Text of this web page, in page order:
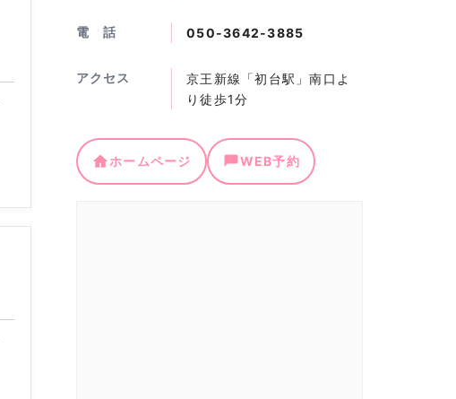
電 話 050-3642-3885
アクセス
京王新線「初台駅」南口よ
り徒歩1分
ホームページ WEB予約